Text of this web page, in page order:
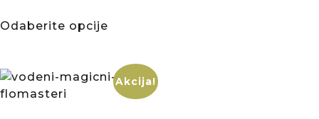
Odaberite opcije
Akcija!